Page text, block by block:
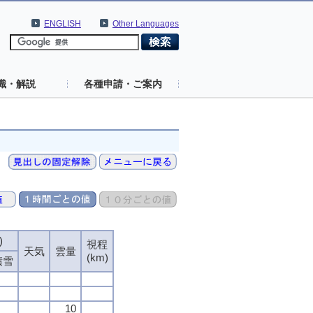
Other Languages
ENGLISH
・解説 各種申請・ご案内
天気
雲量
視程
(km)
雪
10
天気
雲量
視程
(km)
雪
10
天気
雲量
視程
(km)
雪
10
天気
雲量
視程
(km)
雪
10